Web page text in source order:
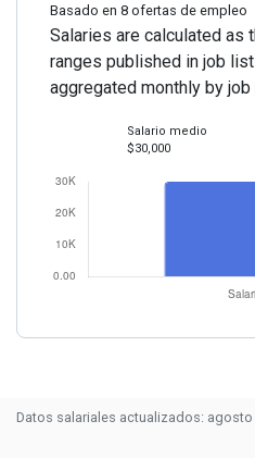
Basado en 8 ofertas de empleo
Salaries are calculated as
ranges published in job
aggregated monthly by
Salario medio
$30,000
Datos salariales actualizados: agosto